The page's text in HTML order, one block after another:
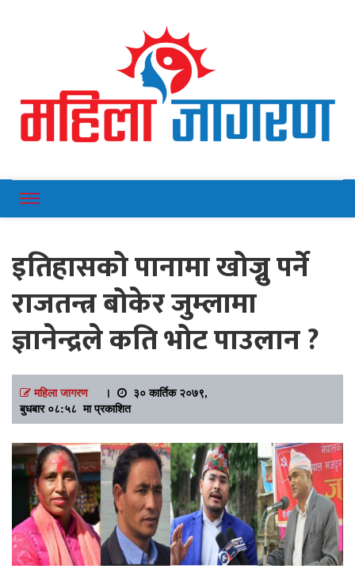
Mahilajagaran
इतिहासको पानामा खोज्नु पर्ने
राजतन्त्र बोकेर जुम्लामा
ज्ञानेन्द्रले कति भोट पाउलान ?
महिला जागरण।
३० कार्तिक २०७९,
बुधबार ०८:५८ मा प्रकाशित